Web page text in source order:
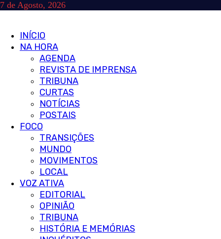
Skip
7 de Agosto, 2026
Primary
Menu
INÍCIO
NA HORA
AGENDA
REVISTA DE IMPRENSA
TRIBUNA
CURTAS
NOTÍCIAS
POSTAIS
FOCO
TRANSIÇÕES
MUNDO
MOVIMENTOS
LOCAL
VOZ ATIVA
EDITORIAL
OPINIÃO
TRIBUNA
HISTÓRIA E MEMÓRIAS